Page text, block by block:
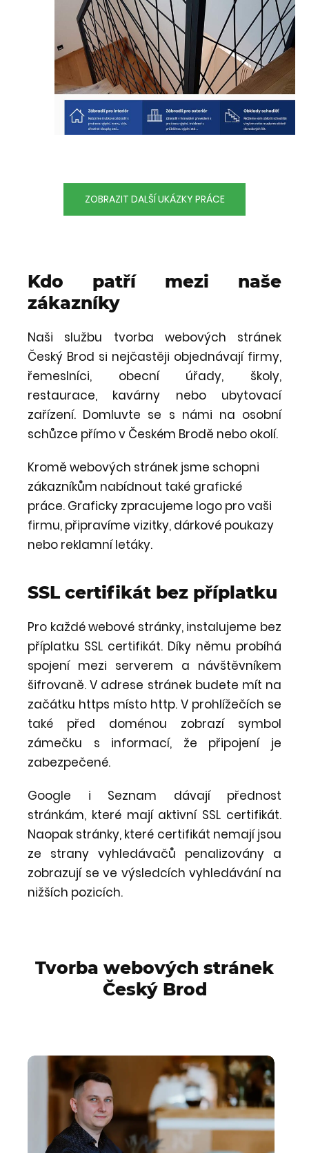
ZOBRAZIT DALŠÍ UKÁZKY PRÁCE
Kdo patří mezi naše
zákazníky
Naši službu tvorba webových stránek
Český Brod si nejčastěji objednávají firmy,
řemeslníci, obecní úřady, školy,
restaurace, kavárny nebo ubytovací
zařízení. Domluvte se s námi na osobní
schůzce přímo v Českém Brodě nebo okolí.
Kromě webových stránek jsme schopni
zákazníkům nabídnout také grafické
práce. Graficky zpracujeme logo pro vaši
firmu, připravíme vizitky, dárkové poukazy
nebo reklamní letáky.
SSL certifikát bez příplatku
Pro každé webové stránky, instalujeme bez
příplatku SSL certifikát. Díky němu probíhá
spojení mezi serverem a návštěvníkem
šifrovaně. V adrese stránek budete mít na
začátku https místo http. V prohlížečích se
také před doménou zobrazí symbol
zámečku s informací, že připojení je
zabezpečené.
Google i Seznam dávají přednost
stránkám, které mají aktivní SSL certifikát.
Naopak stránky, které certifikát nemají jsou
ze strany vyhledávačů penalizovány a
zobrazují se ve výsledcích vyhledávání na
nižších pozicích.
Tvorba webových stránek
Český Brod